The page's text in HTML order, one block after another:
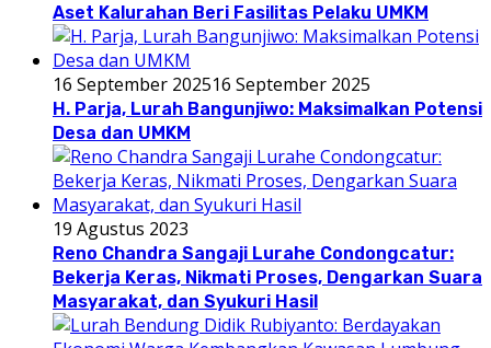
Aset Kalurahan Beri Fasilitas Pelaku UMKM
16 September 202516 September 2025
H. Parja, Lurah Bangunjiwo: Maksimalkan Potensi
Desa dan UMKM
19 Agustus 2023
Reno Chandra Sangaji Lurahe Condongcatur:
Bekerja Keras, Nikmati Proses, Dengarkan Suara
Masyarakat, dan Syukuri Hasil